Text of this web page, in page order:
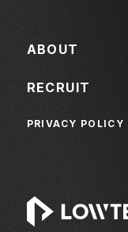
ABOUT
RECRUIT
PRIVACY POLICY